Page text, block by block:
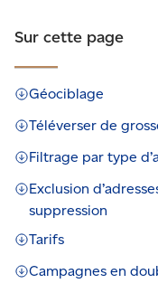
Sur cette page
Géociblage
Téléverser de
Filtrage par type
Exclusion
suppression
Tarifs
Campagnes en